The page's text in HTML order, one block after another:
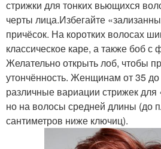
стрижки для тонких вьющихся
черты лица.Избегайте
причёсок. На коротких волосах
классическое каре, а также боб с
Желательно открыть лоб, чтобы
утончённость. Женщинам от 35 до
различные вариации стрижек для
но на волосы средней длины (до
сантиметров ниже ключиц).